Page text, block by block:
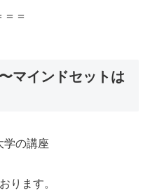
＝
マインドセットは
学の講座
ります。